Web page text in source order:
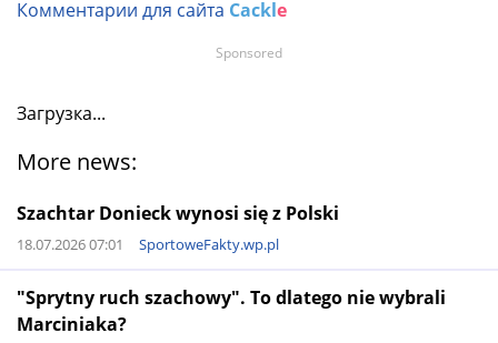
Комментарии для сайта Cackle
Загрузка...
More news:
Szachtar Donieck wynosi się z Polski
18.07.2026 07:01 SportoweFakty.wp.pl
"Sprytny ruch szachowy". To dlatego nie wybrali
Marciniaka?
Sponsored